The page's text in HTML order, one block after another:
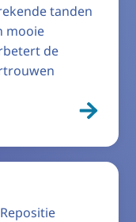
tanden
mooie
de